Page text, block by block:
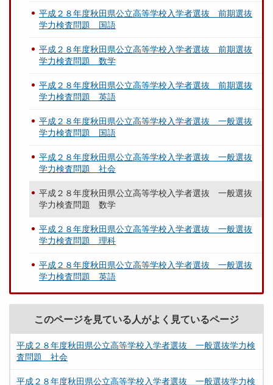
平成２８年度秋田県公立高等学校入学者選抜 前期選抜
学力検査問題 国語
平成２８年度秋田県公立高等学校入学者選抜 前期選抜
学力検査問題 数学
平成２８年度秋田県公立高等学校入学者選抜 前期選抜
学力検査問題 英語
平成２８年度秋田県公立高等学校入学者選抜 一般選抜
学力検査問題 国語
平成２８年度秋田県公立高等学校入学者選抜 一般選抜
学力検査問題 社会
平成２８年度秋田県公立高等学校入学者選抜 一般選抜
学力検査問題 数学
平成２８年度秋田県公立高等学校入学者選抜 一般選抜
学力検査問題 理科
平成２８年度秋田県公立高等学校入学者選抜 一般選抜
学力検査問題 英語
このページを見ている人がよく見ているページ
平成２８年度秋田県公立高等学校入学者選抜 一般選抜学力検
査問題 社会
平成２８年度秋田県公立高等学校入学者選抜 一般選抜学力検